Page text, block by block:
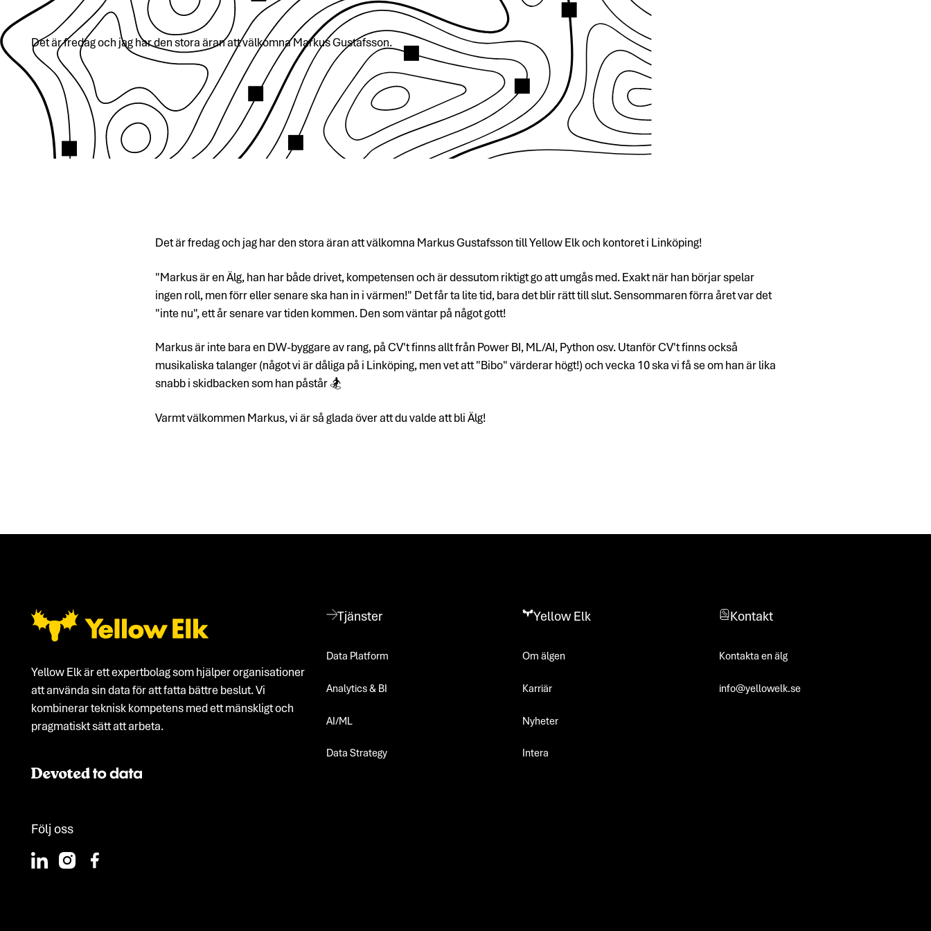
Det är fredag och jag har den stora äran att välkomna Markus Gustafsson.
Det är fredag och jag har den stora äran att välkomna Markus Gustafsson till Yellow Elk och kontoret i Linköping!
"Markus är en Älg, han har både drivet, kompetensen och är dessutom riktigt go att umgås med. Exakt när han börjar spelar
ingen roll, men förr eller senare ska han in i värmen!" Det får ta lite tid, bara det blir rätt till slut. Sensommaren förra året var det
"inte nu", ett år senare var tiden kommen. Den som väntar på något gott!
Markus är inte bara en DW-byggare av rang, på CV't finns allt från Power BI, ML/AI, Python osv. Utanför CV't finns också
musikaliska talanger (något vi är dåliga på i Linköping, men vet att "Bibo" värderar högt!) och vecka 10 ska vi få se om han är lika
snabb i skidbacken som han påstår 🏂
Varmt välkommen Markus, vi är så glada över att du valde att bli Älg!
Footer
Yellow Elk är ett expertbolag som hjälper organisationer
att använda sin data för att fatta bättre beslut. Vi
kombinerar teknisk kompetens med ett mänskligt och
pragmatiskt sätt att arbeta.
Följ oss
Tjänster
Data Platform
Analytics & BI
AI/ML
Data Strategy
Yellow Elk
Om älgen
Karriär
Nyheter
Intera
Kontakt
Kontakta en älg
info@yellowelk.se